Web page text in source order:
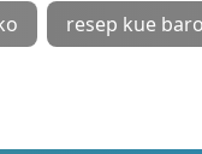
resep kue